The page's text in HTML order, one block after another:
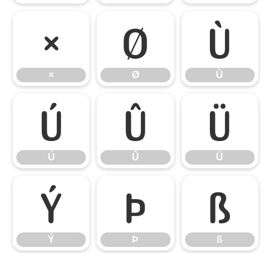
×
× Ø
Ø Ù
Ù
Ú
Ú Û
Û Ü
Ü
Ý
Ý Þ
Þ ß
ß